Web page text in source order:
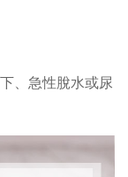
、急性脫水或尿